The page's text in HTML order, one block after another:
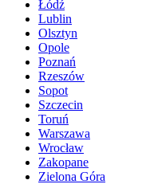
Łódź
Lublin
Olsztyn
Opole
Poznań
Rzeszów
Sopot
Szczecin
Toruń
Warszawa
Wrocław
Zakopane
Zielona Góra